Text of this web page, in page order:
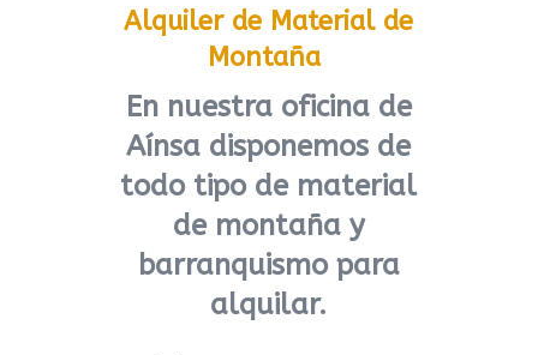
Alquiler de Material de
Montaña
En nuestra oficina de
Aínsa disponemos de
todo tipo de material
de montaña y
barranquismo para
alquilar.